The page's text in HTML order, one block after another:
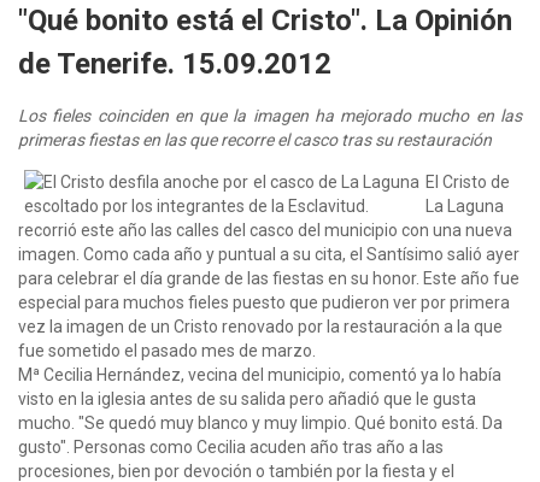
"Qué bonito está el Cristo". La Opinión
de Tenerife. 15.09.2012
Los fieles coinciden en que la imagen ha mejorado mucho en las
primeras fiestas en las que recorre el casco tras su restauración
El Cristo de
La Laguna
recorrió este año las calles del casco del municipio con una nueva
imagen. Como cada año y puntual a su cita, el Santísimo salió ayer
para celebrar el día grande de las fiestas en su honor. Este año fue
especial para muchos fieles puesto que pudieron ver por primera
vez la imagen de un Cristo renovado por la restauración a la que
fue sometido el pasado mes de marzo.
Mª Cecilia Hernández, vecina del municipio, comentó ya lo había
visto en la iglesia antes de su salida pero añadió que le gusta
mucho. "Se quedó muy blanco y muy limpio. Qué bonito está. Da
gusto". Personas como Cecilia acuden año tras año a las
procesiones, bien por devoción o también por la fiesta y el